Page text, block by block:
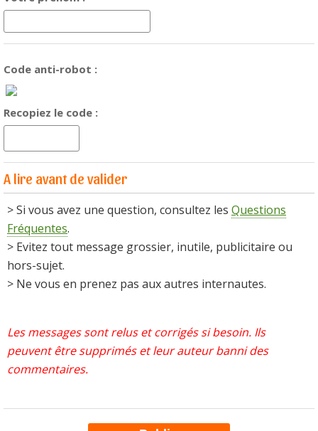
Code anti-robot :
Recopiez le code :
A lire avant de valider
> Si vous avez une question, consultez les Questions
Fréquentes.
> Evitez tout message grossier, inutile, publicitaire ou
hors-sujet.
> Ne vous en prenez pas aux autres internautes.
Les messages sont relus et corrigés si besoin. Ils
peuvent être supprimés et leur auteur banni des
commentaires.